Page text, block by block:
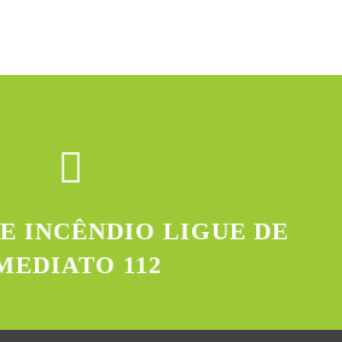
INCÊNDIO LIGUE DE
112